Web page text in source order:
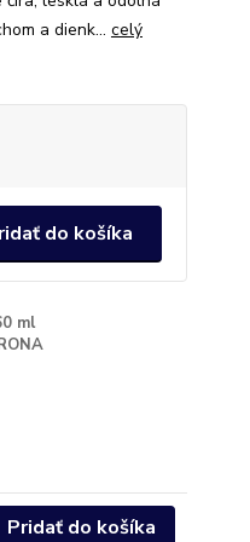
a dienk... celý
do košíka
ml
Pridať do košíka